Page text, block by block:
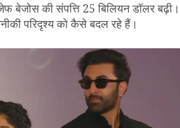
बेजोस की संपत्ति 25 बिलियन डॉलर बढ़ी।
परिदृश्य को कैसे बदल रहे हैं।